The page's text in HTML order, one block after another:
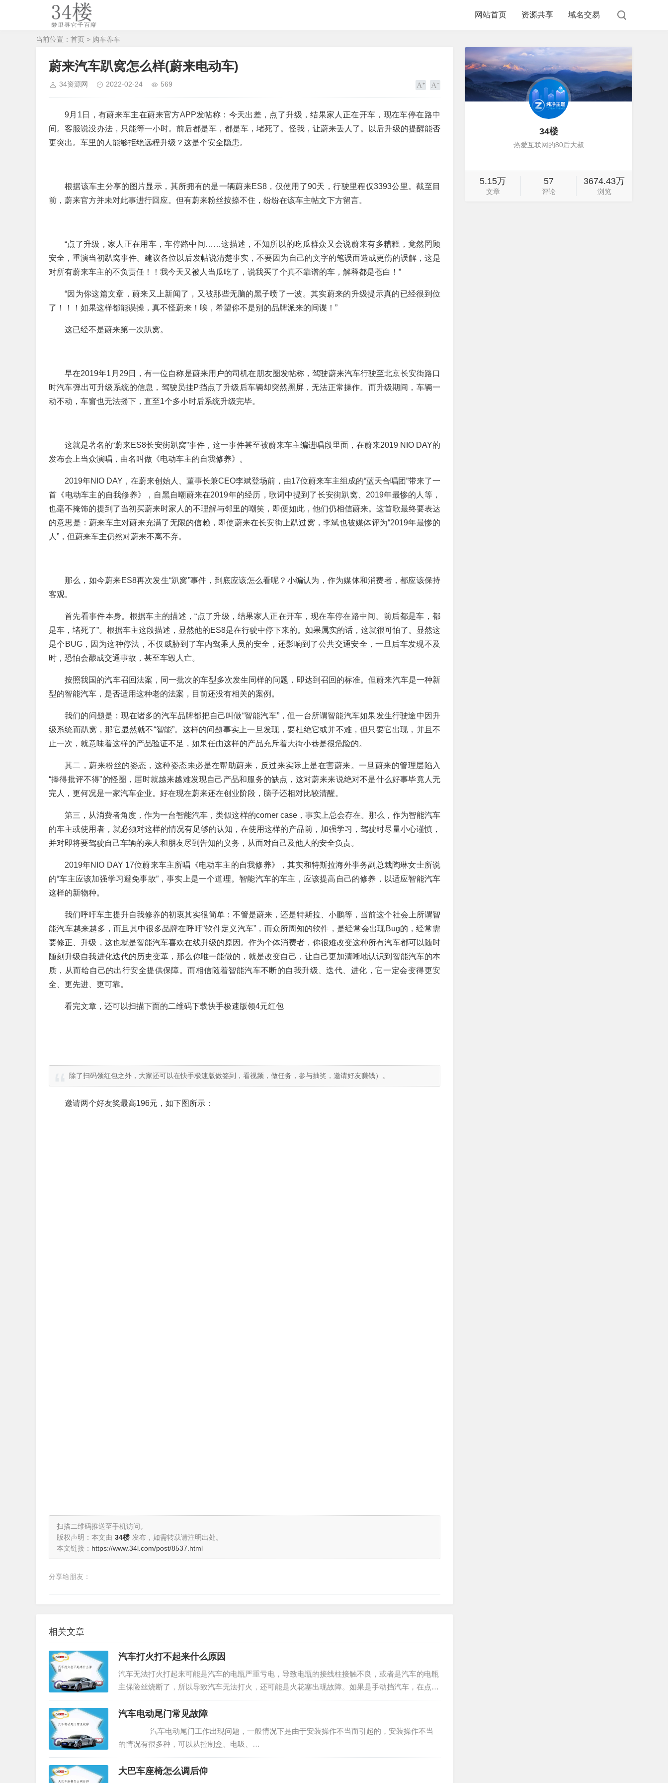
网站首页 资源共享 域名交易
当前位置： 首页 > 购车养车
蔚来汽车趴窝怎么样(蔚来电动车)
34资源网 2022-02-24 569
9月1日，有蔚来车主在蔚来官方APP发帖称：今天出差，点了升级，结果家人正在开车，现在车停在路中
间。客服说没办法，只能等一小时。前后都是车，都是车，堵死了。怪我，让蔚来丢人了。以后升级的提醒能否
更突出。车里的人能够拒绝远程升级？这是个安全隐患。
根据该车主分享的图片显示，其所拥有的是一辆蔚来ES8，仅使用了90天，行驶里程仅3393公里。截至目
前，蔚来官方并未对此事进行回应。但有蔚来粉丝按捺不住，纷纷在该车主帖文下方留言。
“点了升级，家人正在用车，车停路中间……这描述，不知所以的吃瓜群众又会说蔚来有多糟糕，竟然罔顾
安全，重演当初趴窝事件。建议各位以后发帖说清楚事实，不要因为自己的文字的笔误而造成更伤的误解，这是
对所有蔚来车主的不负责任！！我今天又被人当瓜吃了，说我买了个真不靠谱的车，解释都是苍白！”
“因为你这篇文章，蔚来又上新闻了，又被那些无脑的黑子喷了一波。其实蔚来的升级提示真的已经很到位
了！！！如果这样都能误操，真不怪蔚来！唉，希望你不是别的品牌派来的间谍！”
这已经不是蔚来第一次趴窝。
早在2019年1月29日，有一位自称是蔚来用户的司机在朋友圈发帖称，驾驶蔚来汽车行驶至北京长安街路口
时汽车弹出可升级系统的信息，驾驶员挂P挡点了升级后车辆却突然黑屏，无法正常操作。而升级期间，车辆一
动不动，车窗也无法摇下，直至1个多小时后系统升级完毕。
这就是著名的“蔚来ES8长安街趴窝”事件，这一事件甚至被蔚来车主编进唱段里面，在蔚来2019 NIO DAY的
发布会上当众演唱，曲名叫做《电动车主的自我修养》。
2019年NIO DAY，在蔚来创始人、董事长兼CEO李斌登场前，由17位蔚来车主组成的“蓝天合唱团”带来了一
首《电动车主的自我修养》，自黑自嘲蔚来在2019年的经历，歌词中提到了长安街趴窝、2019年最惨的人等，
也毫不掩饰的提到了当初买蔚来时家人的不理解与邻里的嘲笑，即便如此，他们仍相信蔚来。这首歌最终要表达
的意思是：蔚来车主对蔚来充满了无限的信赖，即使蔚来在长安街上趴过窝，李斌也被媒体评为“2019年最惨的
人”，但蔚来车主仍然对蔚来不离不弃。
那么，如今蔚来ES8再次发生“趴窝”事件，到底应该怎么看呢？小编认为，作为媒体和消费者，都应该保持
客观。
首先看事件本身。根据车主的描述，“点了升级，结果家人正在开车，现在车停在路中间。前后都是车，都
是车，堵死了”。根据车主这段描述，显然他的ES8是在行驶中停下来的。如果属实的话，这就很可怕了。显然这
是个BUG，因为这种停法，不仅威胁到了车内驾乘人员的安全，还影响到了公共交通安全，一旦后车发现不及
时，恐怕会酿成交通事故，甚至车毁人亡。
按照我国的汽车召回法案，同一批次的车型多次发生同样的问题，即达到召回的标准。但蔚来汽车是一种新
型的智能汽车，是否适用这种老的法案，目前还没有相关的案例。
我们的问题是：现在诸多的汽车品牌都把自己叫做“智能汽车”，但一台所谓智能汽车如果发生行驶途中因升
级系统而趴窝，那它显然就不“智能”。这样的问题事实上一旦发现，要杜绝它或并不难，但只要它出现，并且不
止一次，就意味着这样的产品验证不足，如果任由这样的产品充斥着大街小巷是很危险的。
其二，蔚来粉丝的姿态，这种姿态未必是在帮助蔚来，反过来实际上是在害蔚来。一旦蔚来的管理层陷入
“捧得批评不得”的怪圈，届时就越来越难发现自己产品和服务的缺点，这对蔚来来说绝对不是什么好事毕竟人无
完人，更何况是一家汽车企业。好在现在蔚来还在创业阶段，脑子还相对比较清醒。
第三，从消费者角度，作为一台智能汽车，类似这样的corner case，事实上总会存在。那么，作为智能汽车
的车主或使用者，就必须对这样的情况有足够的认知，在使用这样的产品前，加强学习，驾驶时尽量小心谨慎，
并对即将要驾驶自己车辆的亲人和朋友尽到告知的义务，从而对自己及他人的安全负责。
2019年NIO DAY 17位蔚来车主所唱《电动车主的自我修养》，其实和特斯拉海外事务副总裁陶琳女士所说
的“车主应该加强学习避免事故”，事实上是一个道理。智能汽车的车主，应该提高自己的修养，以适应智能汽车
这样的新物种。
我们呼吁车主提升自我修养的初衷其实很简单：不管是蔚来，还是特斯拉、小鹏等，当前这个社会上所谓智
能汽车越来越多，而且其中很多品牌在呼吁“软件定义汽车”，而众所周知的软件，是经常会出现Bug的，经常需
要修正、升级，这也就是智能汽车喜欢在线升级的原因。作为个体消费者，你很难改变这种所有汽车都可以随时
随刻升级自我进化迭代的历史变革，那么你唯一能做的，就是改变自己，让自己更加清晰地认识到智能汽车的本
质，从而给自己的出行安全提供保障。而相信随着智能汽车不断的自我升级、迭代、进化，它一定会变得更安
全、更先进、更可靠。
看完文章，还可以扫描下面的二维码下载快手极速版领4元红包
除了扫码领红包之外，大家还可以在快手极速版做签到，看视频，做任务，参与抽奖，邀请好友赚钱）。
邀请两个好友奖最高196元，如下图所示：
扫描二维码推送至手机访问。
版权声明：本文由 34楼 发布，如需转载请注明出处。
本文链接： https://www.34l.com/post/8537.html
分享给朋友：
相关文章
汽车打火打不起来什么原因
汽车无法打火打起来可能是汽车的电瓶严重亏电，导致电瓶的接线柱接触不良，或者是汽车的电瓶
主保险丝烧断了，所以导致汽车无法打火，还可能是火花塞出现故障。如果是手动挡汽车，在点火
前驾驶员是需要踩离合器的，因为有利于汽车的起步，但是不需要踩刹车。而…
汽车电动尾门常见故障
汽车电动尾门工作出现问题，一般情况下是由于安装操作不当而引起的，安装操作不当
的情况有很多种，可以从控制盒、电吸、…
大巴车座椅怎么调后仰
34楼
热爱互联网的80后大叔
5.15万
文章
57
评论
3674.43万
浏览